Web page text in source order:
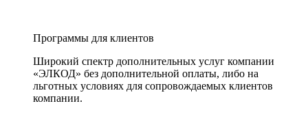
Программы для клиентов
Широкий спектр дополнительных услуг компании
«ЭЛКОД» без дополнительной оплаты, либо на
льготных условиях для сопровождаемых клиентов
компании.